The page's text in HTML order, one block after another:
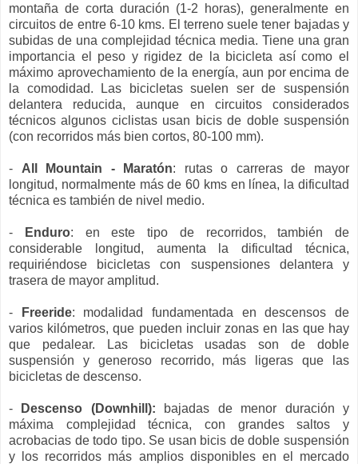
montaña de corta duración (1-2 horas), generalmente en
circuitos de entre 6-10 kms. El terreno suele tener bajadas y
subidas de una complejidad técnica media. Tiene una gran
importancia el peso y rigidez de la bicicleta así como el
máximo aprovechamiento de la energía, aun por encima de
la comodidad. Las bicicletas suelen ser de suspensión
delantera reducida, aunque en circuitos considerados
técnicos algunos ciclistas usan bicis de doble suspensión
(con recorridos más bien cortos, 80-100 mm).
- All Mountain - Maratón: rutas o carreras de mayor
longitud, normalmente más de 60 kms en línea, la dificultad
técnica es también de nivel medio.
- Enduro: en este tipo de recorridos, también de
considerable longitud, aumenta la dificultad técnica,
requiriéndose bicicletas con suspensiones delantera y
trasera de mayor amplitud.
- Freeride: modalidad fundamentada en descensos de
varios kilómetros, que pueden incluir zonas en las que hay
que pedalear. Las bicicletas usadas son de doble
suspensión y generoso recorrido, más ligeras que las
bicicletas de descenso.
- Descenso (Downhill): bajadas de menor duración y
máxima complejidad técnica, con grandes saltos y
acrobacias de todo tipo. Se usan bicis de doble suspensión
y los recorridos más amplios disponibles en el mercado